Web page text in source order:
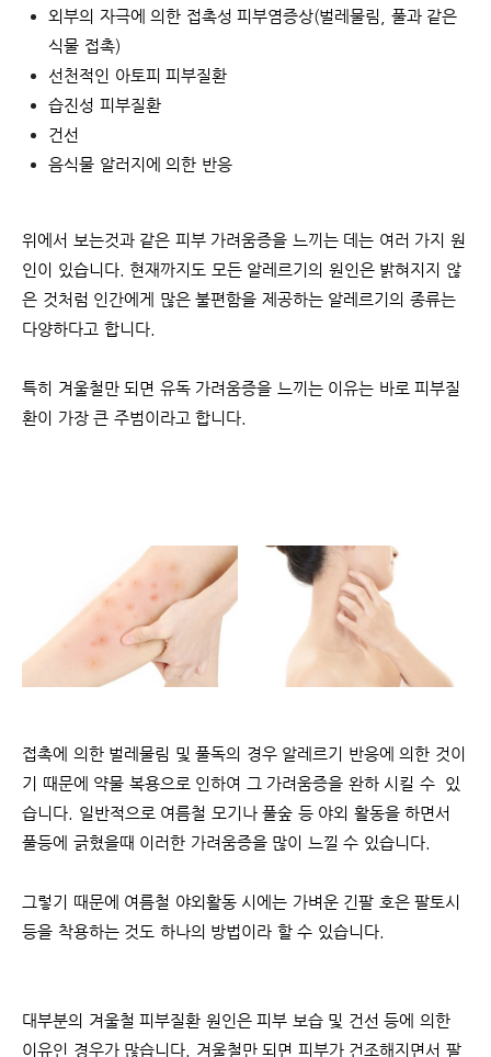
외부의 자극에 의한 접촉성 피부염증상(벌레물림, 풀과 같은
식물 접촉)
선천적인 아토피 피부질환
습진성 피부질환
건선
음식물 알러지에 의한 반응
위에서 보는것과 같은 피부 가려움증을 느끼는 데는 여러 가지 원
인이 있습니다. 현재까지도 모든 알레르기의 원인은 밝혀지지 않
은 것처럼 인간에게 많은 불편함을 제공하는 알레르기의 종류는
다양하다고 합니다.
특히 겨울철만 되면 유독 가려움증을 느끼는 이유는 바로 피부질
환이 가장 큰 주범이라고 합니다.
접촉에 의한 벌레물림 및 풀독의 경우 알레르기 반응에 의한 것이
기 때문에 약물 복용으로 인하여 그 가려움증을 완하 시킬 수 있
습니다. 일반적으로 여름철 모기나 풀숲 등 야외 활동을 하면서
풀등에 긁혔을때 이러한 가려움증을 많이 느낄 수 있습니다.
그렇기 때문에 여름철 야외활동 시에는 가벼운 긴팔 호은 팔토시
등을 착용하는 것도 하나의 방법이라 할 수 있습니다.
대부분의 겨울철 피부질환 원인은 피부 보습 및 건선 등에 의한
이유인 경우가 많습니다. 겨울철만 되면 피부가 건조해지면서 팔